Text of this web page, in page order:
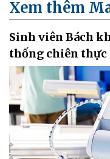
Xem thêm
Sinh viên Bách
thống chiên thực